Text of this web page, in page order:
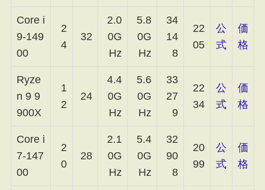
Core i
9-149
00
2
4
32
2.0
0G
Hz
5.8
0G
Hz
34
14
8
22
05
公
式
価
格
Ryze
n 9 9
900X
1
2
24
4.4
0G
Hz
5.6
0G
Hz
33
27
9
22
34
公
式
価
格
Core i
7-147
00
2
0
28
2.1
0G
Hz
5.4
0G
Hz
32
90
8
20
99
公
式
価
格